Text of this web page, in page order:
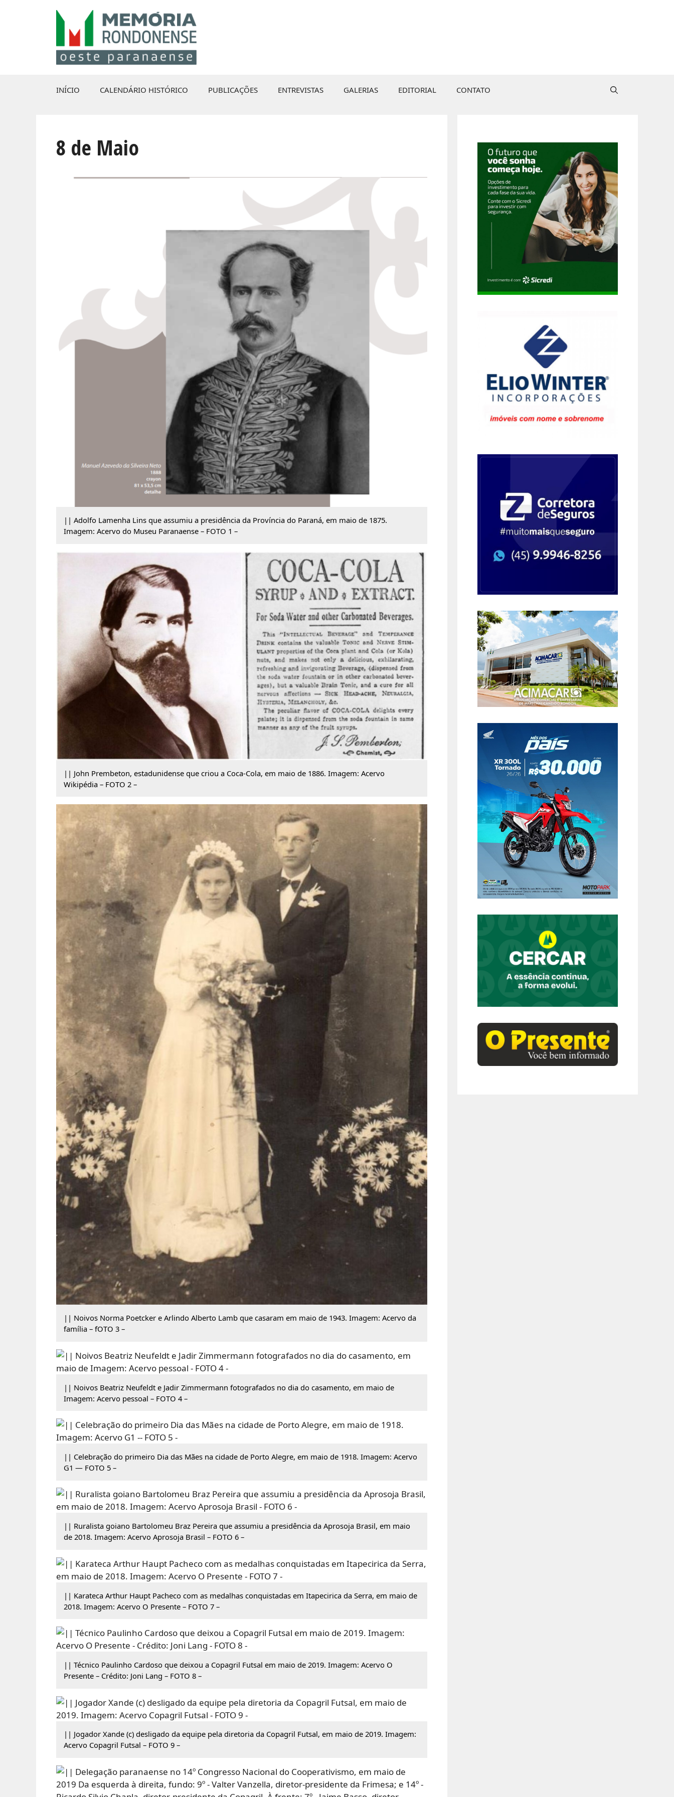
INÍCIO CALENDÁRIO HISTÓRICO PUBLICAÇÕES ENTREVISTAS GALERIAS EDITORIAL CONTATO
8 de Maio
|| Adolfo Lamenha Lins que assumiu a presidência da Província do Paraná, em maio de 1875.
Imagem: Acervo do Museu Paranaense – FOTO 1 –
|| John Prembeton, estadunidense que criou a Coca-Cola, em maio de 1886. Imagem: Acervo
Wikipédia – FOTO 2 –
|| Noivos Norma Poetcker e Arlindo Alberto Lamb que casaram em maio de 1943. Imagem: Acervo da
família – fOTO 3 –
|| Noivos Beatriz Neufeldt e Jadir Zimmermann fotografados no dia do casamento, em maio de
Imagem: Acervo pessoal – FOTO 4 –
|| Celebração do primeiro Dia das Mães na cidade de Porto Alegre, em maio de 1918. Imagem: Acervo
G1 — FOTO 5 –
|| Ruralista goiano Bartolomeu Braz Pereira que assumiu a presidência da Aprosoja Brasil, em maio
de 2018. Imagem: Acervo Aprosoja Brasil – FOTO 6 –
|| Karateca Arthur Haupt Pacheco com as medalhas conquistadas em Itapecirica da Serra, em maio de
2018. Imagem: Acervo O Presente – FOTO 7 –
|| Técnico Paulinho Cardoso que deixou a Copagril Futsal em maio de 2019. Imagem: Acervo O
Presente – Crédito: Joni Lang – FOTO 8 –
|| Jogador Xande (c) desligado da equipe pela diretoria da Copagril Futsal, em maio de 2019. Imagem:
Acervo Copagril Futsal – FOTO 9 –